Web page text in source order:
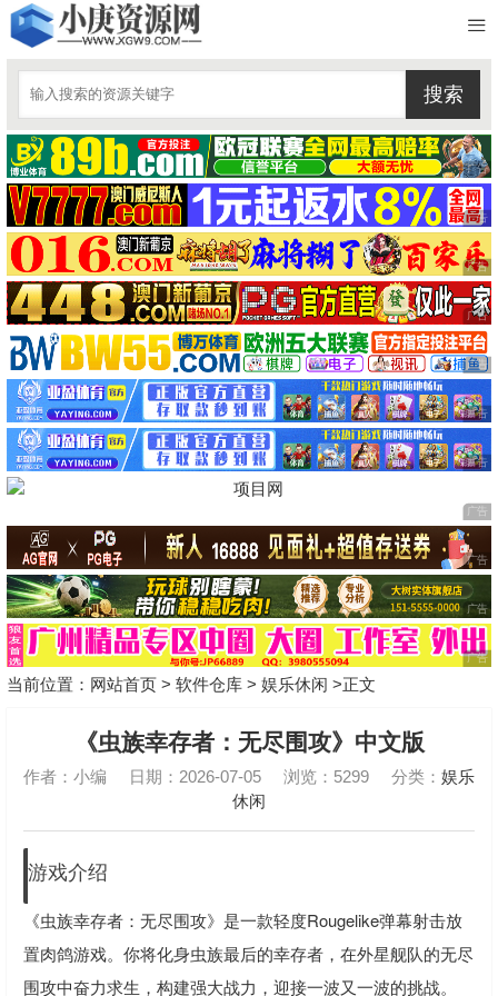
当前位置： 网站首页 > 软件仓库 > 娱乐休闲 >正文
《虫族幸存者：无尽围攻》中文版
作者：小编 日期：2026-07-05 浏览：5299 分类： 娱乐
休闲
游戏介绍
《虫族幸存者：无尽围攻》是一款轻度Rougelike弹幕射击放
置肉鸽游戏。你将化身虫族最后的幸存者，在外星舰队的无尽
围攻中奋力求生，构建强大战力，迎接一波又一波的挑战。